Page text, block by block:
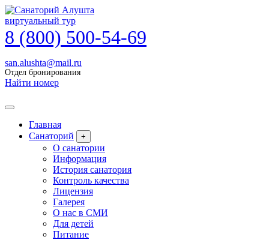
виртуальный тур
8 (800) 500-54-69
san.alushta@mail.ru
Отдел бронирования
Найти номер
Главная
Санаторий
+
О санатории
Информация
История санатория
Контроль качества
Лицензия
Галерея
О нас в СМИ
Для детей
Питание